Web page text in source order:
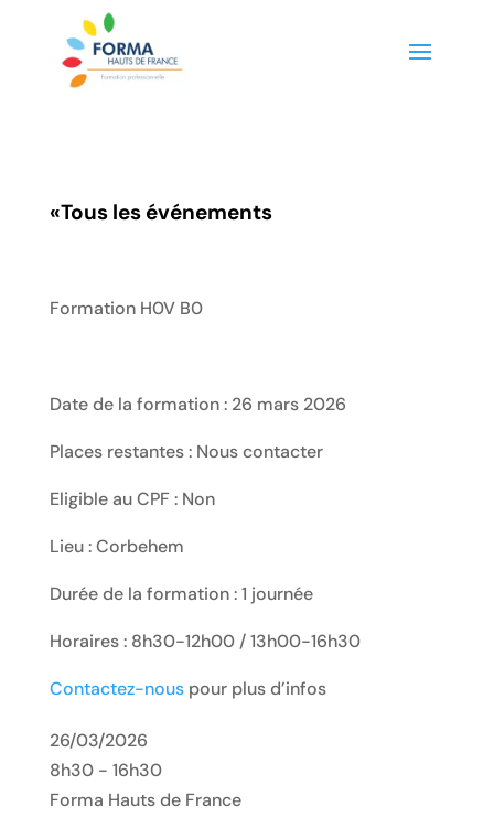
«Tous les événements
Formation H0V B0
Date de la formation : 26 mars 2026
Places restantes : Nous contacter
Eligible au CPF : Non
Lieu : Corbehem
Durée de la formation : 1 journée
Horaires : 8h30-12h00 / 13h00-16h30
Contactez-nouspour plus d’infos
26/03/2026
8h30 - 16h30
Forma Hauts de France